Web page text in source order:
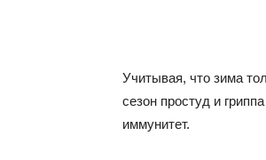
Учитывая, что зима
сезон простуд и
иммунитет.